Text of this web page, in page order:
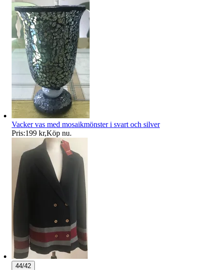
Vacker vas med mosaikmönster i svart och silver
Pris:199 kr,Köp nu.
44/42